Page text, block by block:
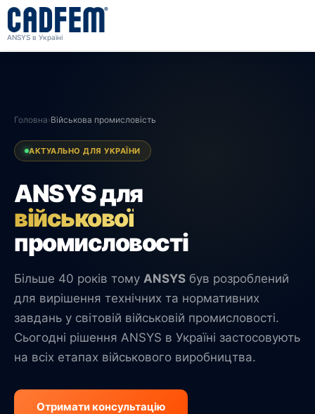
ANSYS в Україні
Головна›Військова промисловість
АКТУАЛЬНО ДЛЯ УКРАЇНИ
ANSYS для
військової
промисловості
Більше 40 років тому ANSYS був розроблений
для вирішення технічних та нормативних
завдань у світовій військовій промисловості.
Сьогодні рішення ANSYS в Україні застосовують
на всіх етапах військового виробництва.
Отримати консультацію